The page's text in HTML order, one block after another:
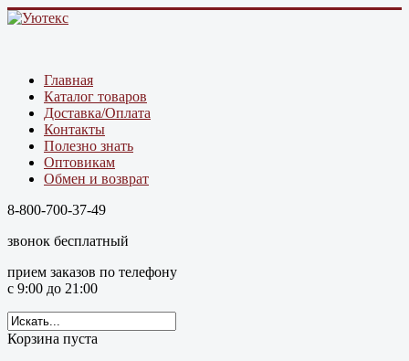
Главная
Каталог товаров
Доставка/Оплата
Контакты
Полезно знать
Оптовикам
Обмен и возврат
8-800-700-37-49
звонок бесплатный
прием заказов по телефону
с 9:00 до 21:00
Корзина пуста